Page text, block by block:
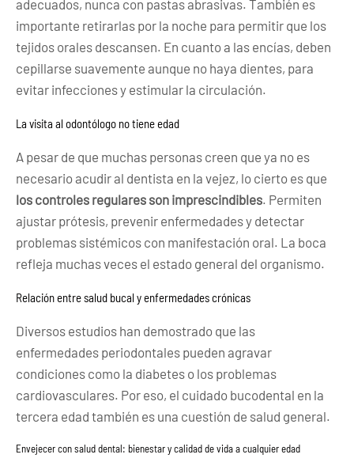
adecuados, nunca con pastas abrasivas. También es
importante retirarlas por la noche para permitir que los
tejidos orales descansen. En cuanto a las encías, deben
cepillarse suavemente aunque no haya dientes, para
evitar infecciones y estimular la circulación.
La visita al odontólogo no tiene edad
A pesar de que muchas personas creen que ya no es
necesario acudir al dentista en la vejez, lo cierto es que
los controles regulares son imprescindibles. Permiten
ajustar prótesis, prevenir enfermedades y detectar
problemas sistémicos con manifestación oral. La boca
refleja muchas veces el estado general del organismo.
Relación entre salud bucal y enfermedades crónicas
Diversos estudios han demostrado que las
enfermedades periodontales pueden agravar
condiciones como la diabetes o los problemas
cardiovasculares. Por eso, el cuidado bucodental en la
tercera edad también es una cuestión de salud general.
Envejecer con salud dental: bienestar y calidad de vida a cualquier edad